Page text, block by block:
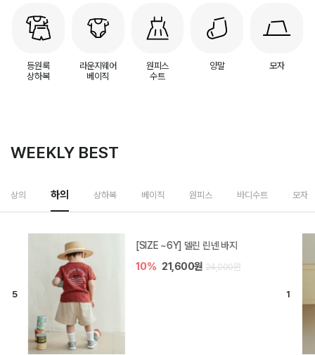
등원룩
상하복
라운지웨어
베이직
원피스
수트
양말 모자
WEEKLY BEST
상의 하의 상하복 베이직 원피스 바디수트 모자
밀라 아기 셋업
40% 26,400원 44,000원